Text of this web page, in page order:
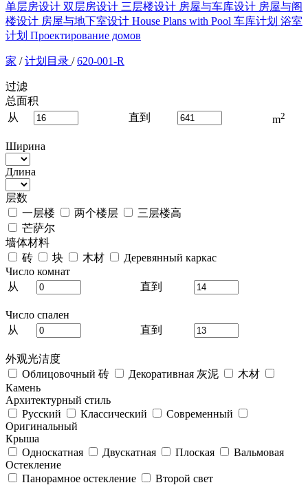
单层房设计 双层房设计 三层楼设计 房屋与车库设计 房屋与阁
楼设计 房屋与地下室设计 House Plans with Pool 车库计划 浴室
计划 Проектирование домов
家 / 计划目录 / 620-001-R
过滤
总面积
从
直到 m2
Ширина
Длина
层数
一层楼
两个楼层
三层楼高
芒萨尔
墙体材料
砖
块 木材
Деревянный каркас
Число комнат
从
直到
Число спален
从
直到
外观光洁度
Облицовочный 砖
Декоративная 灰泥
木材
Камень
Архитектурный стиль
Русский
Классический
Современный
Оригинальный
Крыша
Односкатная
Двускатная Плоская
Вальмовая
Остекление
Панорамное остекление
Второй свет